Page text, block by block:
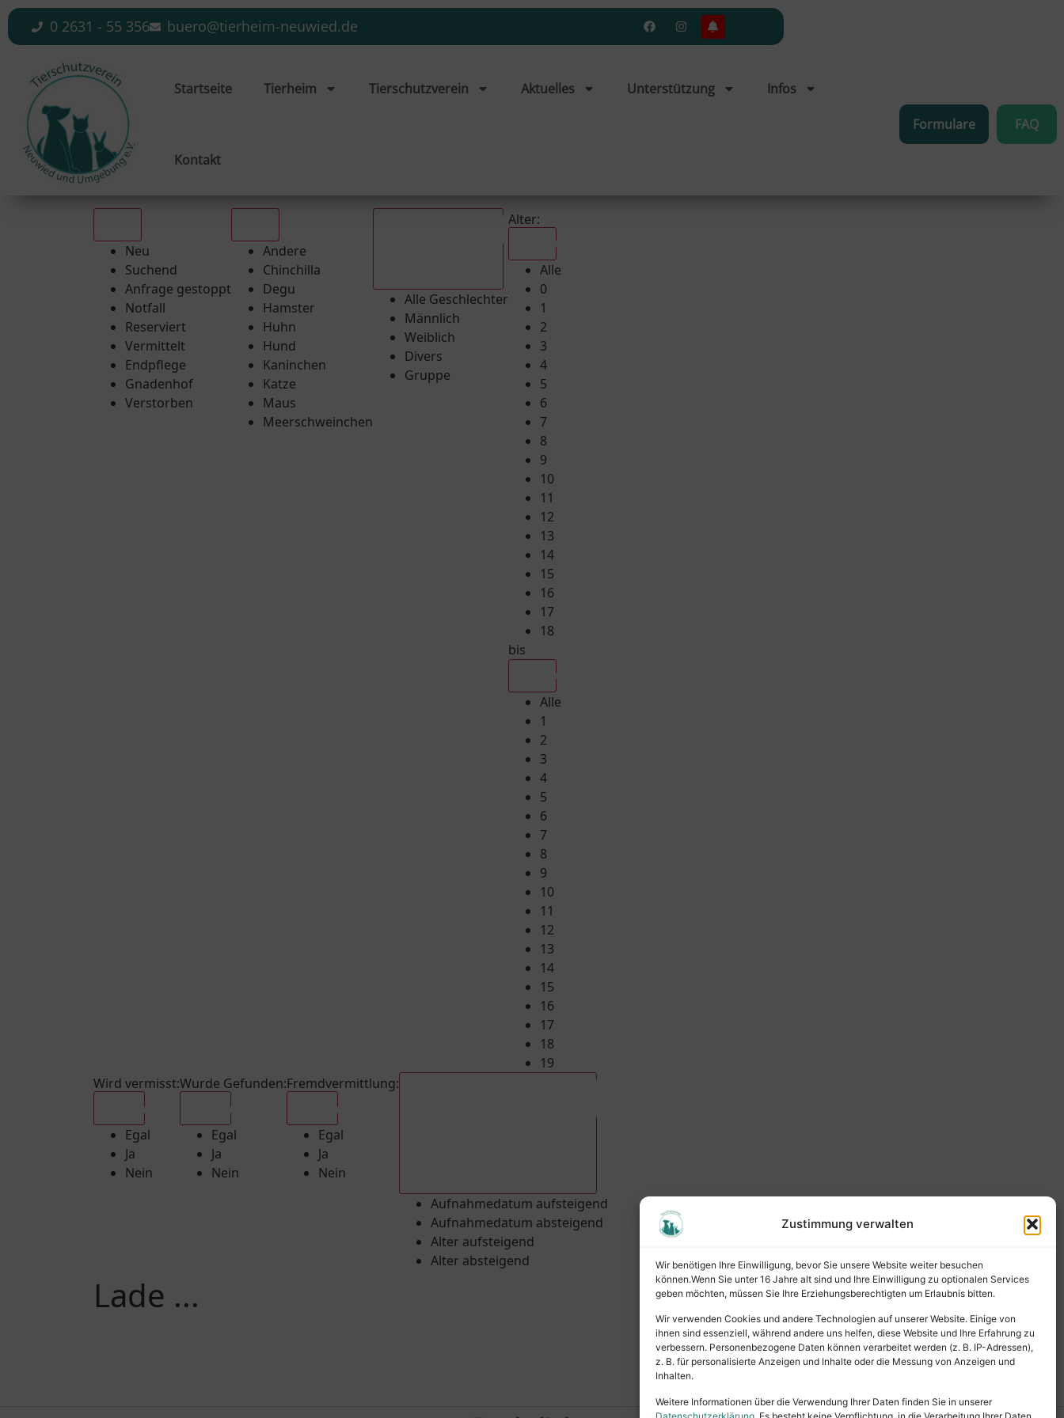
Zustimmung verwalten
Wir benötigen Ihre Einwilligung, bevor Sie unsere Website weiter besuchen
können.Wenn Sie unter 16 Jahre alt sind und Ihre Einwilligung zu optionalen Services
geben möchten, müssen Sie Ihre Erziehungsberechtigten um Erlaubnis bitten.
Wir verwenden Cookies und andere Technologien auf unserer Website. Einige von
ihnen sind essenziell, während andere uns helfen, diese Website und Ihre Erfahrung zu
verbessern. Personenbezogene Daten können verarbeitet werden (z. B. IP-Adressen),
z. B. für personalisierte Anzeigen und Inhalte oder die Messung von Anzeigen und
Inhalten.
Weitere Informationen über die Verwendung Ihrer Daten finden Sie in unserer
0 2631 - 55 356 buero@tierheim-neuwied.de
Startseite Tierheim Tierschutzverein Aktuelles Unterstützung Infos
Kontakt
Formulare FAQ
Neu
Suchend
Anfrage gestoppt
Notfall
Reserviert
Vermittelt
Endpflege
Gnadenhof
Verstorben
Andere
Chinchilla
Degu
Hamster
Huhn
Hund
Kaninchen
Katze
Maus
Meerschweinchen
Alle Geschlechter
Männlich
Weiblich
Divers
Gruppe
Alter:
Alle
0
1
2
3
4
5
6
7
8
9
10
11
12
13
14
15
16
17
18
bis
Alle
1
2
3
4
5
6
7
8
9
10
11
12
13
14
15
16
17
18
19
Wird vermisst:
Egal
Ja
Nein
Wurde Gefunden:
Egal
Ja
Nein
Fremdvermittlung:
Egal
Ja
Nein
Aufnahmedatum aufsteigend
Aufnahmedatum absteigend
Alter aufsteigend
Alter absteigend
Lade ...